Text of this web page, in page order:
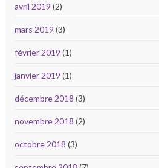
avril 2019 (2)
mars 2019 (3)
février 2019 (1)
janvier 2019 (1)
décembre 2018 (3)
novembre 2018 (2)
octobre 2018 (3)